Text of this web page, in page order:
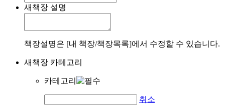
새책장 설명
책장설명은 [내 책장/책장목록]에서 수정할 수 있습니다.
새책장 카테고리
카테고리
취소